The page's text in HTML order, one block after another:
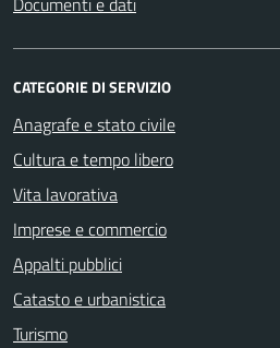
CATEGORIE DI SERVIZIO
Anagrafe e stato civile
Cultura e tempo libero
Vita lavorativa
Imprese e commercio
Appalti pubblici
Catasto e urbanistica
Turismo